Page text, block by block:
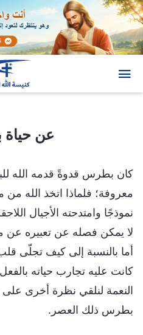
عن
كان بطرس قدوةً قدمه الله
معروفة؛ فلماذا اتخذ الله من
نموذجًا وامتدحته الأجيال
لا يمكن فصله عن تعبيره عن
أما بالنسبة إلى كيف تجلّى
كانت عليه تجارب حياته
النعمة لنلقي نظرة أخرى
بطرس ذلك العصر.